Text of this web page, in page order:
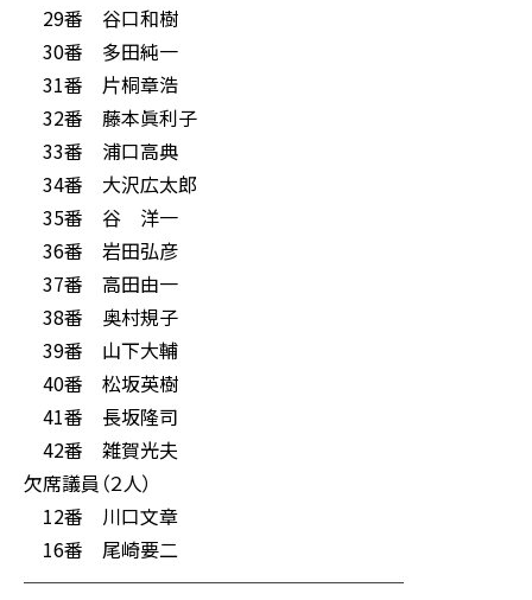
29番 谷口和樹
30番 多田純一
31番 片桐章浩
32番 藤本眞利子
33番 浦口高典
34番 大沢広太郎
35番 谷 洋一
36番 岩田弘彦
37番 高田由一
38番 奥村規子
39番 山下大輔
40番 松坂英樹
41番 長坂隆司
42番 雑賀光夫
欠席議員（２人）
12番 川口文章
16番 尾崎要二
────────────────────